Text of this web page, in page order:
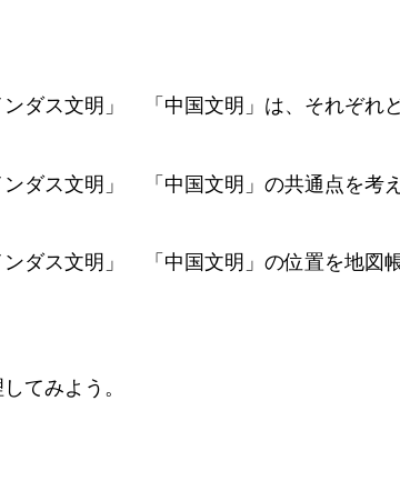
文明」 「中国文明」は、それぞれ
文明」 「中国文明」の共通点を考え
文明」 「中国文明」の位置を地図帳
てみよう。